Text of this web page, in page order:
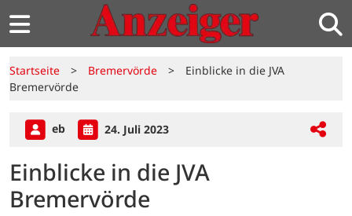
Startseite > Bremervörde >
Einblicke in die JVA
Bremervörde
eb 24. Juli 2023
Einblicke in die JVA
Bremervörde